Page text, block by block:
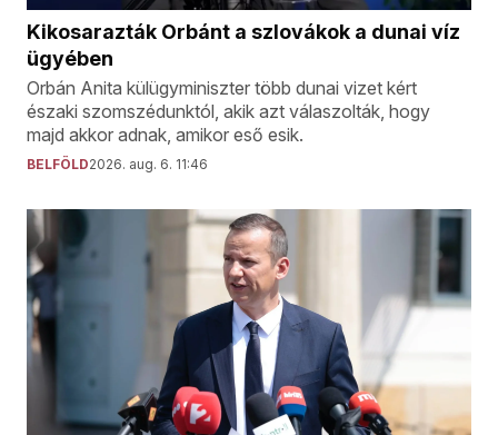
Kikosarazták Orbánt a szlovákok a dunai víz
ügyében
Orbán Anita külügyminiszter több dunai vizet kért
északi szomszédunktól, akik azt válaszolták, hogy
majd akkor adnak, amikor eső esik.
BELFÖLD2026. aug. 6. 11:46